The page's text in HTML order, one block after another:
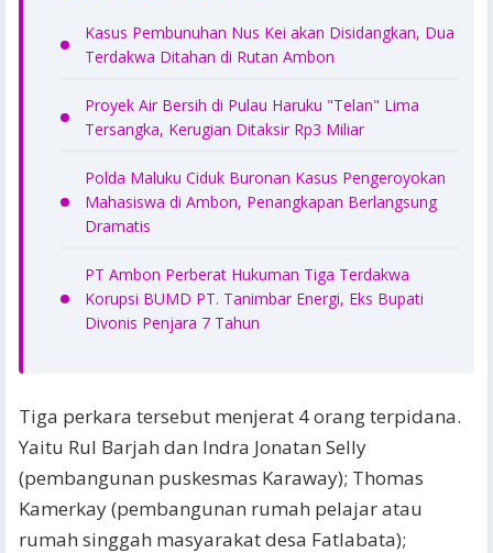
Kasus Pembunuhan Nus Kei akan Disidangkan, Dua
Terdakwa Ditahan di Rutan Ambon
Proyek Air Bersih di Pulau Haruku "Telan" Lima
Tersangka, Kerugian Ditaksir Rp3 Miliar
Polda Maluku Ciduk Buronan Kasus Pengeroyokan
Mahasiswa di Ambon, Penangkapan Berlangsung
Dramatis
PT Ambon Perberat Hukuman Tiga Terdakwa
Korupsi BUMD PT. Tanimbar Energi, Eks Bupati
Divonis Penjara 7 Tahun
Tiga perkara tersebut menjerat 4 orang terpidana.
Yaitu Rul Barjah dan Indra Jonatan Selly
(pembangunan puskesmas Karaway); Thomas
Kamerkay (pembangunan rumah pelajar atau
rumah singgah masyarakat desa Fatlabata);